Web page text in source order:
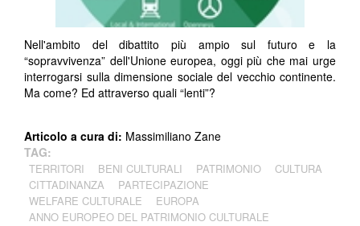
Nell'ambito del dibattito più ampio sul futuro e la
“sopravvivenza” dell'Unione europea, oggi più che mai urge
interrogarsi sulla dimensione sociale del vecchio continente.
Ma come? Ed attraverso quali “lenti”?
Articolo a cura di: Massimiliano Zane
TAG:
TERRITORI BENI CULTURALI PATRIMONIO
CULTURA
CITTADINANZA
PARTECIPAZIONE
WELFARE CULTURALE
EUROPA
ANNO EUROPEO DEL PATRIMONIO CULTURALE